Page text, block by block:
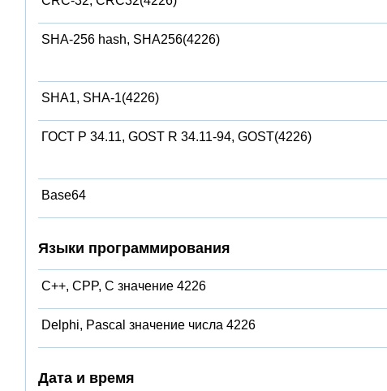
SHA-256 hash, SHA256(4226)
SHA1, SHA-1(4226)
ГОСТ Р 34.11, GOST R 34.11-94, GOST(4226)
Base64
Языки программирования
C++, CPP, C значение 4226
Delphi, Pascal значение числа 4226
Дата и время